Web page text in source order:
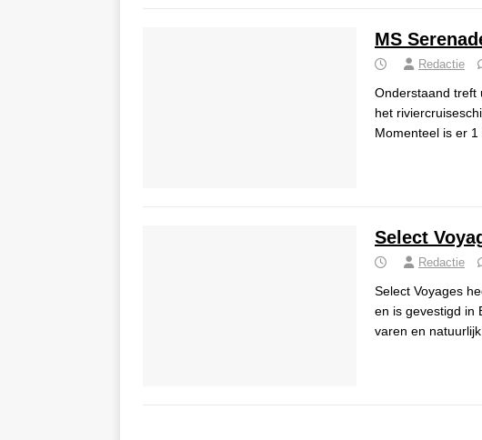
MS
Redactie
Onderstaand treft
het
Momenteel is er
Select
Redactie
Select Voyages
en is gevestigd in
varen en